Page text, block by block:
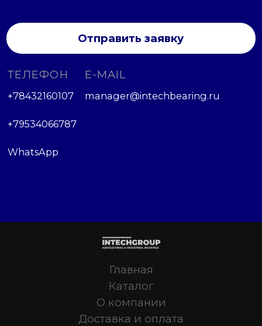
Отправить заявку
ТЕЛЕФОН
+78432160107
+79534066787
WhatsApp
E-MAIL
manager@intechbearing.ru
Главная
Каталог
О компании
Доставка и оплата